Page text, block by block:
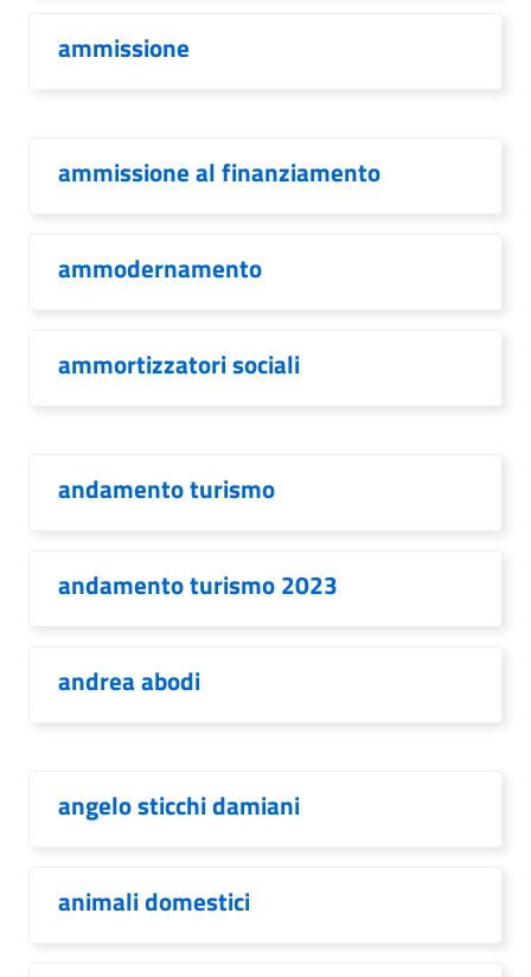
ammissione
ammissione al finanziamento
ammodernamento
ammortizzatori sociali
andamento turismo
andamento turismo 2023
andrea abodi
angelo sticchi damiani
animali domestici